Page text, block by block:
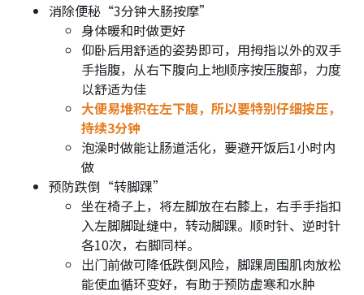
消除便秘“3分钟大肠按摩”
身体暖和时做更好
仰卧后用舒适的姿势即可，用拇指以外的双手
手指腹，从右下腹向上地顺序按压腹部，力度
以舒适为佳
大便易堆积在左下腹，所以要特别仔细按压，
持续3分钟
泡澡时做能让肠道活化，要避开饭后1小时内
做
预防跌倒“转脚踝”
坐在椅子上，将左脚放在右膝上，右手手指扣
入左脚脚趾缝中，转动脚踝。顺时针、逆时针
各10次，右脚同样。
出门前做可降低跌倒风险，脚踝周围肌肉放松
能使血循环变好，有助于预防虚寒和水肿